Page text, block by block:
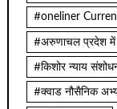
#oneliner
#अरुणाचल प्रदेश में
#किशोर न्याय
#क्वाड नौसैनिक